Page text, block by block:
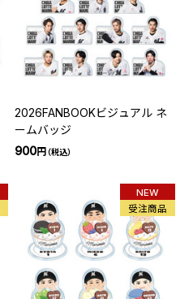
2026FANBOOKビジュアル ネ
ームバッジ
900円（税込）
NEW
受注商品